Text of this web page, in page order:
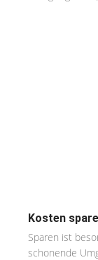
Kosten
Sparen ist
schonende